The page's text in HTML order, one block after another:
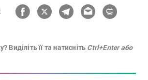
її та натисніть Ctrl+Enter або